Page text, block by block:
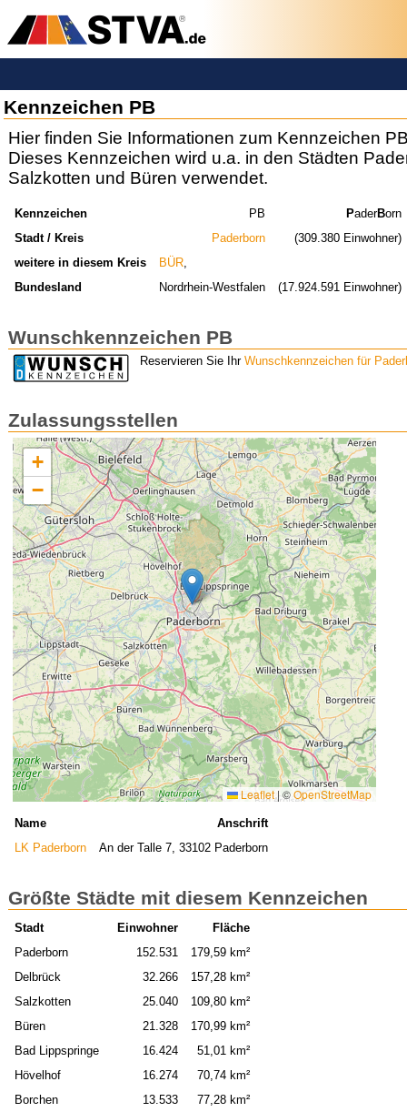
Kennzeichen PB
Hier finden Sie Informationen zum Kennzeichen
Dieses Kennzeichen wird u.a. in den Städten
Salzkotten und Büren verwendet.
Kennzeichen PB PaderBorn
Stadt / Kreis
Paderborn
(309.380 Einwohner)
weitere in diesem Kreis
BÜR,
Bundesland
Nordrhein-Westfalen (17.924.591 Einwohner)
Wunschkennzeichen PB
Reservieren Sie Ihr Wunschkennzeichen für
Zulassungsstellen
+
−
Leaflet | ©OpenStreetMap
Name
Anschrift
LK Paderborn
An der Talle 7, 33102 Paderborn
Größte Städte mit diesem Kennzeichen
Stadt Einwohner
Fläche
Paderborn
152.531
179,59 km²
Delbrück
32.266
157,28 km²
Salzkotten
25.040
109,80 km²
Büren
21.328
170,99 km²
Bad Lippspringe
16.424
51,01 km²
Hövelhof
16.274
70,74 km²
Borchen
13.533
77,28 km²